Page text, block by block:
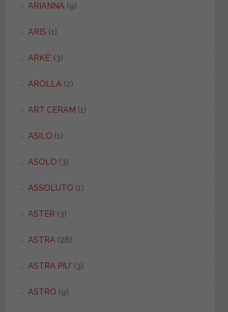
ARIANNA(9)
ARIS (1)
ARKE' (3)
AROLLA(2)
ART CERAM (1)
ASILO (1)
ASOLO (3)
ASSOLUTO (1)
ASTER (3)
ASTRA(28)
ASTRA PIU' (3)
ASTRO (9)